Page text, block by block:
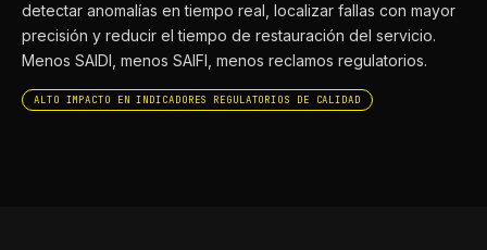
detectar anomalías en tiempo real, localizar fallas con mayor
precisión y reducir el tiempo de restauración del servicio.
Menos SAIDI, menos SAIFI, menos reclamos regulatorios.
ALTO IMPACTO EN INDICADORES REGULATORIOS DE CALIDAD